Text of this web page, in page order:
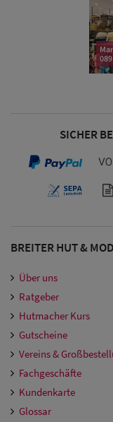
Baseball Caps
Sonnenschilder
Damen
Snapback Caps
Damen Caps
Großgrößen
(63-65 cm)
SICHER
BREITER HUT &
Über uns
Ratgeber
Hutmacher Kurs
Gutscheine
Vereins &
Fachgeschäfte
Kundenkarte
Glossar